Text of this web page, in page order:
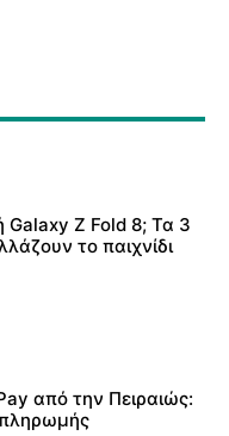
Galaxy Z Fold 8; Τα 3
το παιχνίδι
από την Πειραιώς: